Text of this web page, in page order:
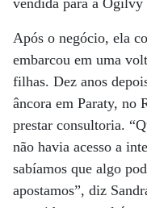
vendida para a Ogilvy
Após o negócio, ela
embarcou em uma
filhas. Dez anos
âncora em Paraty, no
prestar consultoria.
não havia acesso a
sabíamos que algo
apostamos”, diz